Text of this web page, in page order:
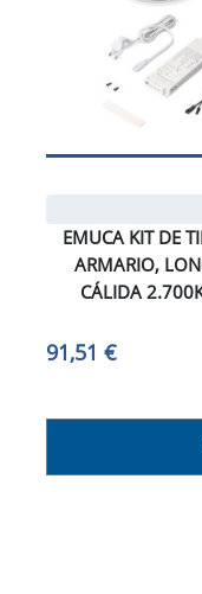
EMUCA KIT DE
ARMARIO,
CÁLIDA
91,51 €